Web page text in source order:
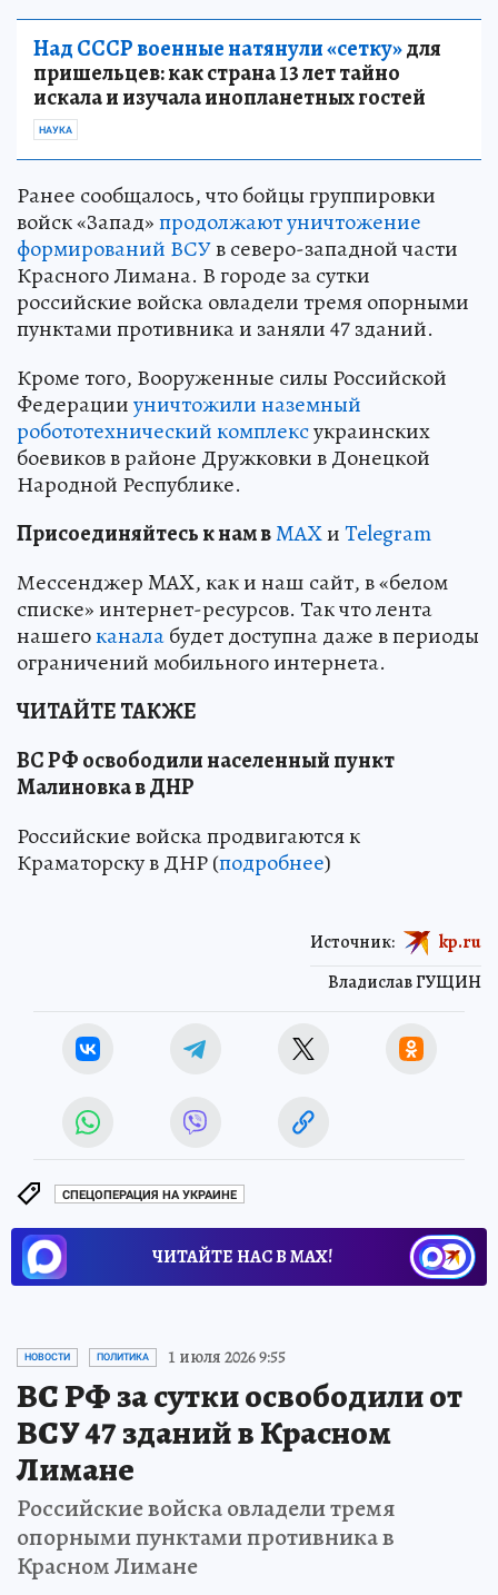
Над СССР военные натянули «сетку»для
пришельцев: как страна 13 лет тайно
искала и изучала инопланетных гостей
НАУКА
Ранее сообщалось, что бойцы группировки
войск «Запад»продолжают уничтожение
формирований ВСУв северо-западной части
Красного Лимана. В городе за сутки
российские войска овладели тремя опорными
пунктами противника и заняли 47 зданий.
Кроме того, Вооруженные силы Российской
Федерацииуничтожили наземный
робототехнический комплексукраинских
боевиков в районе Дружковки в Донецкой
Народной Республике.
Присоединяйтесь к нам вMAXиTelegram
Мессенджер MAX, как и наш сайт, в «белом
списке» интернет-ресурсов. Так что лента
нашегоканалабудет доступна даже в периоды
ограничений мобильного интернета.
ЧИТАЙТЕ ТАКЖЕ
ВС РФ освободили населенный пункт
Малиновка в ДНР
Российские войска продвигаются к
Краматорску в ДНР (подробнее)
Владислав ГУЩИН
Источник: kp.ru
СПЕЦОПЕРАЦИЯ НА УКРАИНЕ
ЧИТАЙТЕ НАС В МАХ!
НОВОСТИ ПОЛИТИКА 1 июля 2026 9:55
ВС РФ за сутки освободили от
ВСУ 47 зданий в Красном
Лимане
Российские войска овладели тремя
опорными пунктами противника в
Красном Лимане